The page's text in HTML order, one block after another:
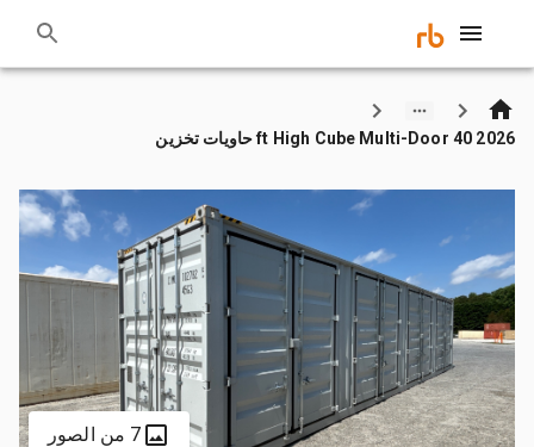
2026 40 ft High Cube Multi-Door حاويات تخزين
7 من الصور